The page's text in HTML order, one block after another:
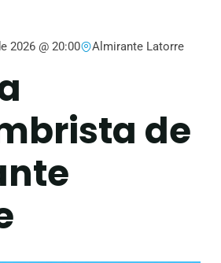
2026 @ 20:00 Almirante Latorre
de